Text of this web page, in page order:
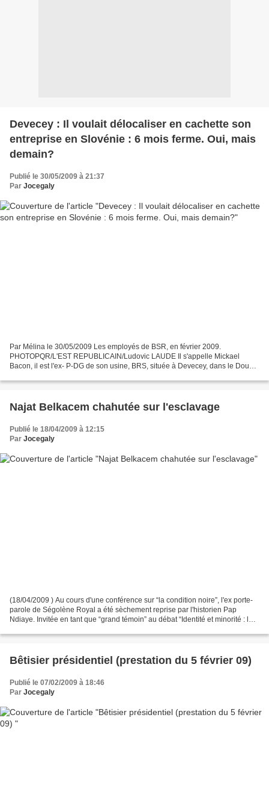
Devecey : Il voulait délocaliser en cachette son
entreprise en Slovénie : 6 mois ferme. Oui, mais
demain?
Publié le 30/05/2009 à 21:37
Par Jocegaly
Par Mélina le 30/05/2009 Les employés de BSR, en février 2009.
PHOTOPQR/L'EST REPUBLICAIN/Ludovic LAUDE Il s'appelle Mickael
Bacon, il est l'ex- P-DG de son usine, BRS, située à Devecey, dans le Doubs.
Najat Belkacem chahutée sur l'esclavage
Publié le 18/04/2009 à 12:15
Par Jocegaly
(18/04/2009 ) Au cours d'une conférence sur “la condition noire”, l'ex porte-
parole de Ségolène Royal a été sèchement reprise par l'historien Pap
Ndiaye. Invitée en tant que “grand témoin” au débat “Identité et minorité : la
Bêtisier présidentiel (prestation du 5 février 09)
Publié le 07/02/2009 à 18:46
Par Jocegaly